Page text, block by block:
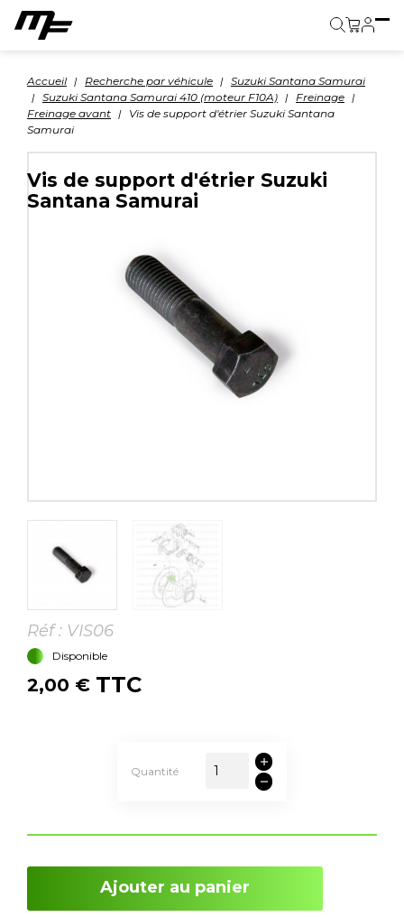
Accueil Recherche par véhicule
Suzuki Santana Samurai
Suzuki Santana Samurai 410 (moteur F10A)
Freinage
Freinage avant
Vis de support d'étrier Suzuki Santana
Samurai
Vis de support d'étrier Suzuki
Santana Samurai
Réf : VIS06
Disponible
2,00 € TTC
Quantité
Ajouter au panier